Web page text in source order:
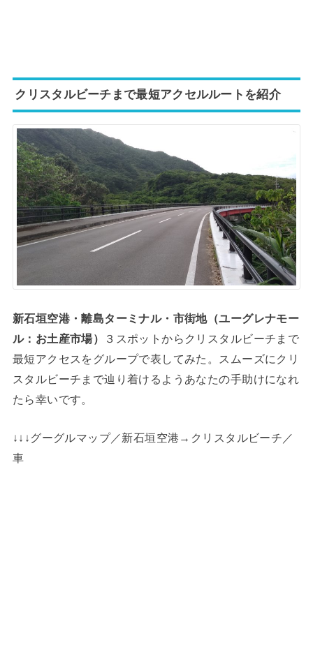
クリスタルビーチまで最短アクセルルートを紹介
新石垣空港・離島ターミナル・市街地（ユーグレナモー
ル：お土産市場）
３スポットからクリスタルビーチまで
最短アクセスをグループで表してみた。スムーズにクリ
スタルビーチまで辿り着けるようあなたの手助けになれ
たら幸いです。
↓↓↓グーグルマップ／新石垣空港→クリスタルビーチ／
車